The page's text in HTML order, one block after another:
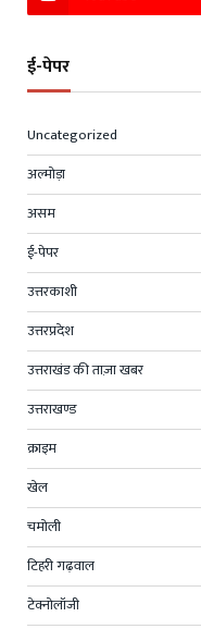
ई-पेपर
Uncategorized
अल्मोड़ा
असम
ई-पेपर
उत्तरकाशी
उत्तरप्रदेश
उत्तराखंड की ताज़ा खबर
उत्तराखण्ड
क्राइम
खेल
चमोली
टिहरी गढ़वाल
टेक्नोलॉजी